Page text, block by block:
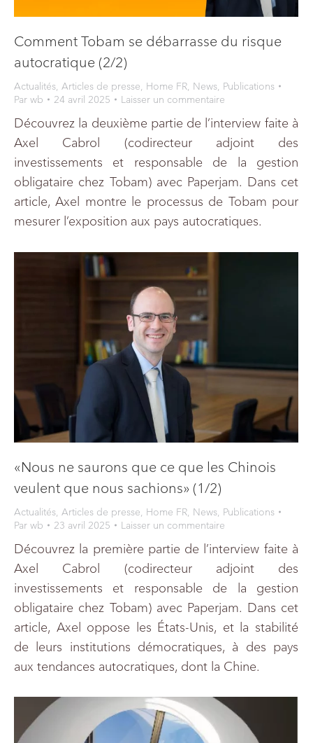
Comment Tobam se débarrasse du risque
autocratique (2/2)
Actualités, Articles de presse, Home FR, News, Publications
Par wb 24 avril 2025 Laisser un commentaire
Découvrez la deuxième partie de l’interview faite à
Axel Cabrol (codirecteur adjoint des
investissements et responsable de la gestion
obligataire chez Tobam) avec Paperjam. Dans cet
article, Axel montre le processus de Tobam pour
mesurer l’exposition aux pays autocratiques.
«Nous ne saurons que ce que les Chinois
veulent que nous sachions» (1/2)
Actualités, Articles de presse, Home FR, News, Publications
Par wb 23 avril 2025 Laisser un commentaire
Découvrez la première partie de l’interview faite à
Axel Cabrol (codirecteur adjoint des
investissements et responsable de la gestion
obligataire chez Tobam) avec Paperjam. Dans cet
article, Axel oppose les États-Unis, et la stabilité
de leurs institutions démocratiques, à des pays
aux tendances autocratiques, dont la Chine.